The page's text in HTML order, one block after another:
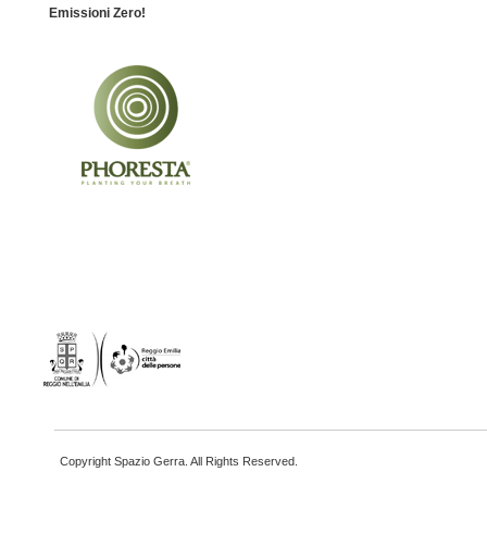
Emissioni Zero!
Copyright Spazio Gerra. All Rights Reserved.